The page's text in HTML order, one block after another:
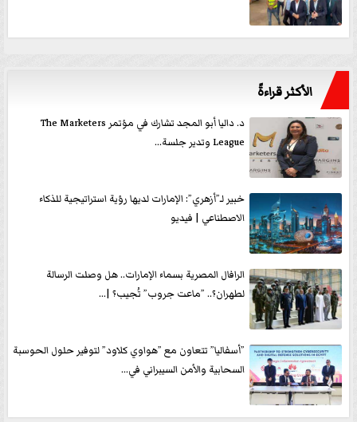
الأكثر قراءةً
د. داليا أبو المجد تشارك في مؤتمر The Marketers
League وتدير جلسة...
خبير لـ”أزهري”: الإمارات لديها رؤية استراتيجية للذكاء
الاصطناعي | فيديو
الرافال المصرية بسماء الإمارات.. هل وصلت الرسالة
لطهران؟.. ”ماعت جروب” تُجيب؟ |...
”أسفاليا” تتعاون مع ”هواوي كلاود” لتوفير حلول الحوسبة
السحابية والأمن السيبراني في...